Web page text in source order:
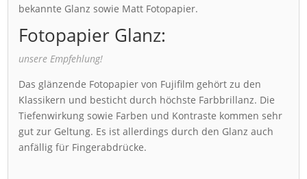
bekannte Glanz sowie Matt Fotopapier.
Fotopapier Glanz:
unsere Empfehlung!
Das glänzende Fotopapier von Fujifilm gehört zu den
Klassikern und besticht durch höchste Farbbrillanz. Die
Tiefenwirkung sowie Farben und Kontraste kommen sehr
gut zur Geltung. Es ist allerdings durch den Glanz auch
anfällig für Fingerabdrücke.